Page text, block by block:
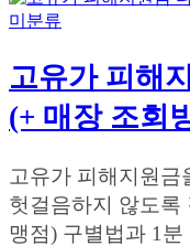
미분류
고유가 피해
(+ 매장 조회
고유가 피해지원금
헛걸음하지 않도록
맹점) 구별법과 1